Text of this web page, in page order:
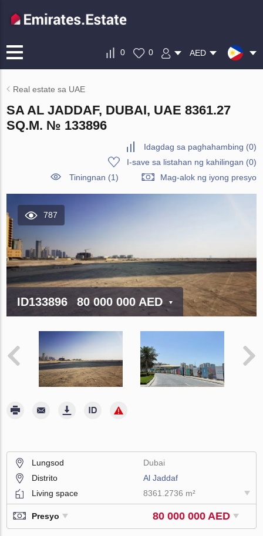
0 0 AED
Real estate sa UAE
SA AL JADDAF, DUBAI, UAE 8361.27
SQ.M. № 133896
Idagdag sa paghahambing (0)
I-save sa listahan ng kahilingan (0)
Tiningnan (1)
Mag-alok ng iyong presyo
787
ID133896 80 000 000 AED
Lungsod
Dubai
Distrito
Al Jaddaf
Living space
8361.2736 m²
Presyo 80 000 000 AED